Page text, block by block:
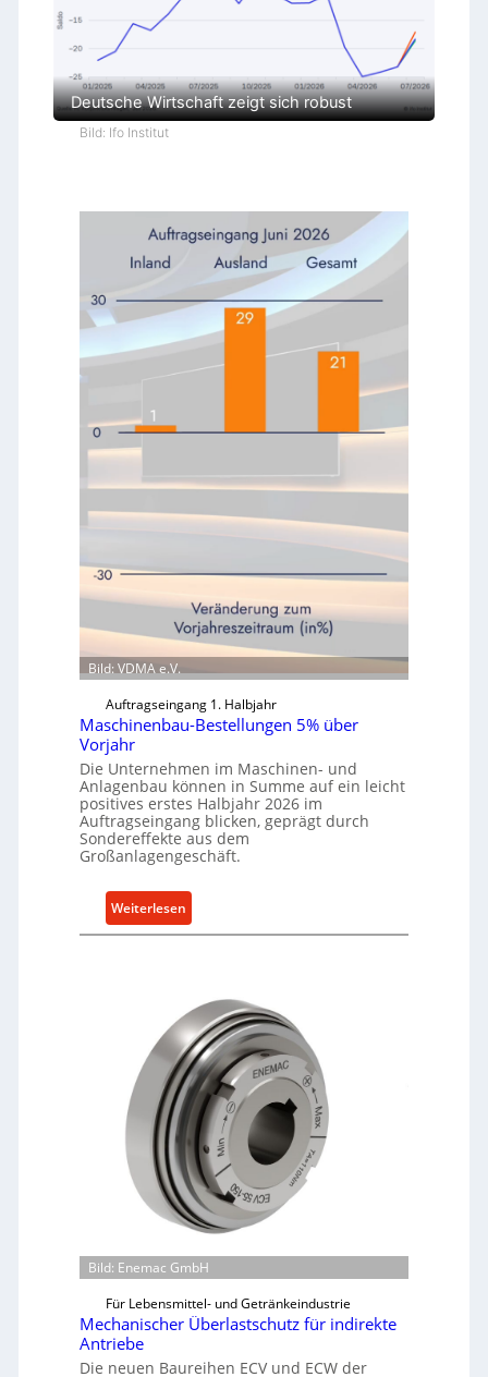
Deutsche Wirtschaft zeigt sich robust
Bild: Ifo Institut
Bild: VDMA e.V.
Auftragseingang 1. Halbjahr
Maschinenbau-Bestellungen 5% über
Vorjahr
Die Unternehmen im Maschinen- und
Anlagenbau können in Summe auf ein leicht
positives erstes Halbjahr 2026 im
Auftragseingang blicken, geprägt durch
Sondereffekte aus dem
Großanlagengeschäft.
Weiterlesen:
M
h
i
n
e
n
b
a
u
-
B
s
t
e
l
Bild: Enemac GmbH
Für Lebensmittel- und Getränkeindustrie
Mechanischer Überlastschutz für indirekte
Antriebe
Die neuen Baureihen ECV und ECW der